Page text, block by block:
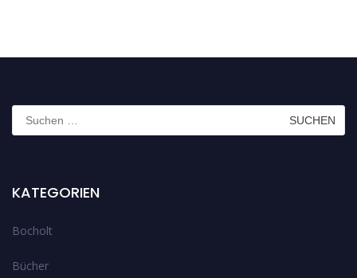
Suchen
nach:
KATEGORIEN
Bocholt
Bücher